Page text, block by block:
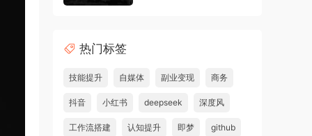
热门标签
技能提升 自媒体 副业变现 商务
抖音 小红书 deepseek 深度风
工作流搭建 认知提升 即梦 github